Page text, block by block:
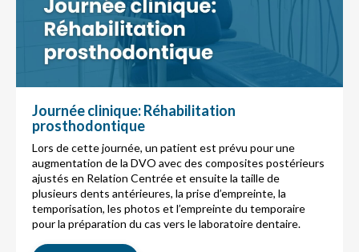
Journée clinique: Réhabilitation
prosthodontique
Lors de cette journée, un patient est prévu pour une
augmentation de la DVO avec des composites postérieurs
ajustés en Relation Centrée et ensuite la taille de
plusieurs dents antérieures, la prise d’empreinte, la
temporisation, les photos et l’empreinte du temporaire
pour la préparation du cas vers le laboratoire dentaire.